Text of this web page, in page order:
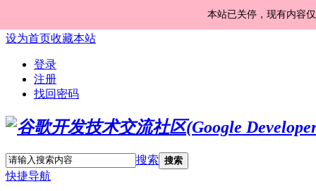
本站已关停，现有内容
设为首页收藏本站
登录
注册
找回密码
搜索 搜索
快捷导航